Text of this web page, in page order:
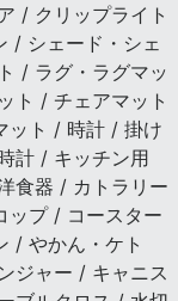
/ クリップライト
/ シェード・シェ
/ ラグ・ラグマッ
ト / チェアマット
ット / 時計 / 掛け
計 / キッチン用
食器 / カトラリー
ップ / コースター
/ やかん・ケト
ジャー / キャニス